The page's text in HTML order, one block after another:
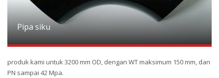
Pipa siku
produk kami untuk 3200 mm OD, dengan WT maksimum 150 mm, dan
PN sampai 42 Mpa.